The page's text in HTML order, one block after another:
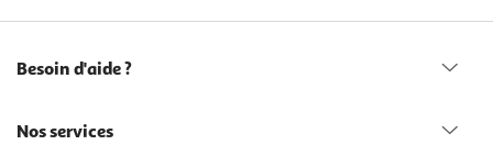
Besoin d'aide ?
Nos services